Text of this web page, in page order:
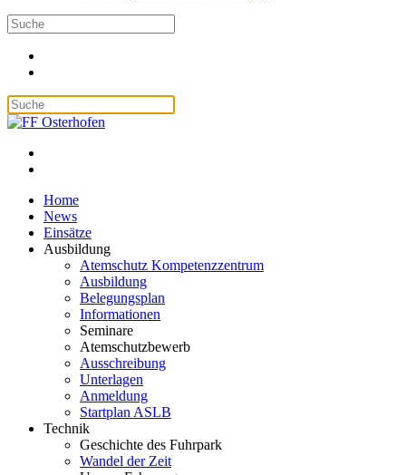
Home
News
Einsätze
Ausbildung
Atemschutz Kompetenzzentrum
Ausbildung
Belegungsplan
Informationen
Seminare
Atemschutzbewerb
Ausschreibung
Unterlagen
Anmeldung
Startplan ASLB
Technik
Geschichte des Fuhrpark
Wandel der Zeit